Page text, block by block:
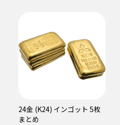
24金 (K24) インゴット 5枚
まとめ